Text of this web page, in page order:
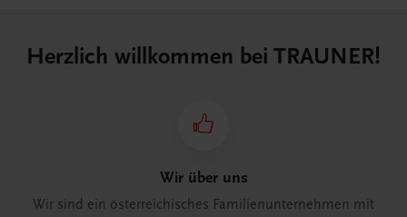
Herzlich willkommen bei TRAUNER!
Wir über uns
Wir sind ein österreichisches Familienunternehmen mit